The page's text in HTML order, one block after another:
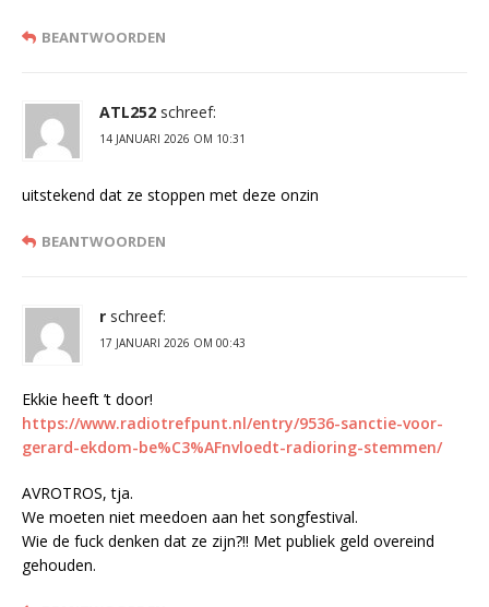
BEANTWOORDEN
ATL252 schreef:
14 JANUARI 2026 OM 10:31
uitstekend dat ze stoppen met deze onzin
BEANTWOORDEN
r schreef:
17 JANUARI 2026 OM 00:43
Ekkie heeft ’t door!
https://www.radiotrefpunt.nl/entry/9536-sanctie-voor-
gerard-ekdom-be%C3%AFnvloedt-radioring-stemmen/
AVROTROS, tja.
We moeten niet meedoen aan het songfestival.
Wie de fuck denken dat ze zijn?!! Met publiek geld overeind
gehouden.